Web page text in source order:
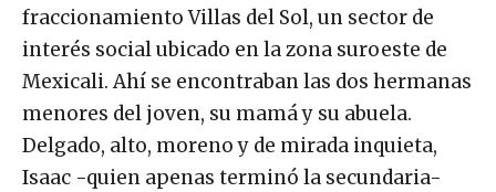
fraccionamiento Villas del Sol, un sector de
interés social ubicado en la zona suroeste de
Mexicali. Ahí se encontraban las dos hermanas
menores del joven, su mamá y su abuela.
Delgado, alto, moreno y de mirada inquieta,
Isaac -quien apenas terminó la secundaria-